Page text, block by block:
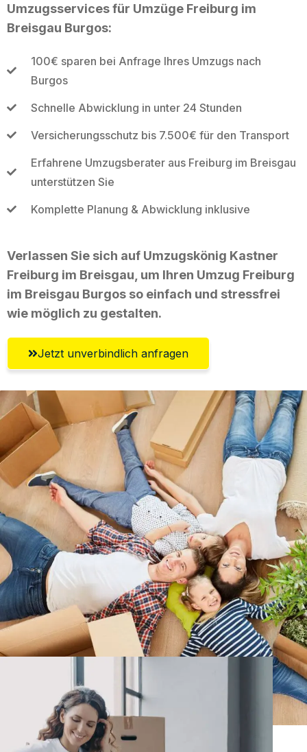
Umzugsservices für Umzüge Freiburg im
Breisgau Burgos:
100€ sparen bei Anfrage Ihres Umzugs nach
Burgos
Schnelle Abwicklung in unter 24 Stunden
Versicherungsschutz bis 7.500€ für den Transport
Erfahrene Umzugsberater aus Freiburg im Breisgau
unterstützen Sie
Komplette Planung & Abwicklung inklusive
Verlassen Sie sich auf Umzugskönig Kastner
Freiburg im Breisgau, um Ihren Umzug Freiburg
im Breisgau Burgos so einfach und stressfrei
wie möglich zu gestalten.
Jetzt unverbindlich anfragen